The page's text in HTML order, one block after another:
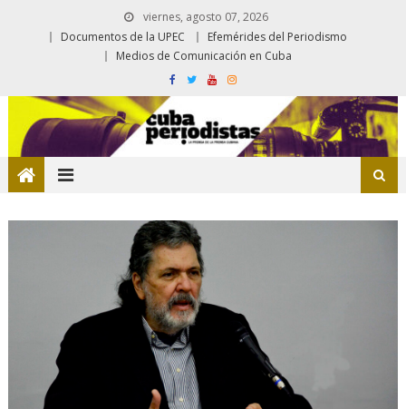
viernes, agosto 07, 2026
Documentos de la UPEC
Efemérides del Periodismo
Medios de Comunicación en Cuba